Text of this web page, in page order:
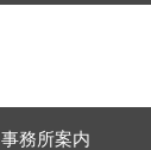
事務所案内